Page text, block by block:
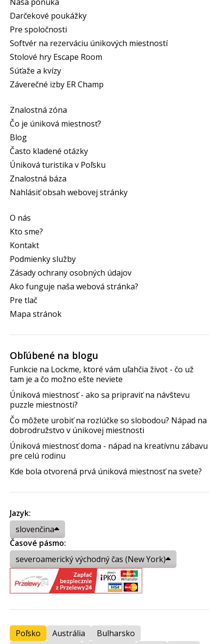
Darčekové poukážky
Pre spoločnosti
Softvér na rezerváciu únikových miestností
Stolové hry Escape Room
Súťaže a kvízy
Záverečné izby ER Champ
Znalostná zóna
Čo je úniková miestnosť?
Blog
Často kladené otázky
Úniková turistika v Poľsku
Znalostná báza
Nahlásiť obsah webovej stránky
O nás
Kto sme?
Kontakt
Podmienky služby
Zásady ochrany osobných údajov
Ako funguje naša webová stránka?
Pre tlač
Mapa stránok
Obľúbené na blogu
Funkcie na Lockme, ktoré vám uľahčia život - čo už
tam je a čo možno ešte neviete
Úniková miestnosť - ako sa pripraviť na návštevu
puzzle miestnosti?
Čo môžete urobiť na rozlúčke so slobodou? Nápad na
dobrodružstvo v únikovej miestnosti
Úniková miestnosť doma - nápad na kreatívnu zábavu
pre celú rodinu
Kde bola otvorená prvá úniková miestnosť na svete?
Jazyk:
slovenčina
Časové pásmo:
severoamerický východný čas (New York)
Poľsko Austrália
Bulharsko